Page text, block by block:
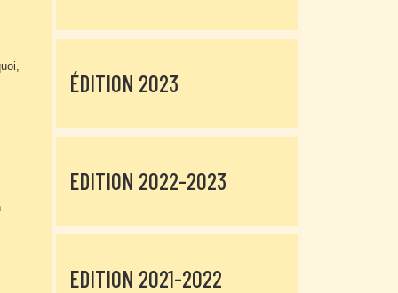
ÉDITION 2023
EDITION 2022-2023
EDITION 2021-2022